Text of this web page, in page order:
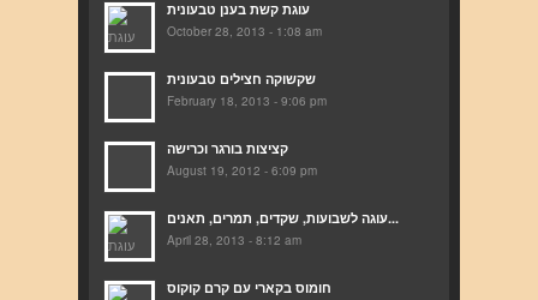
עוגת קשת בענן טבעונית
October 28, 2013 - 1:08 am
שקשוקה חצילים טבעונית
February 18, 2013 - 9:06 pm
קציצות בורגר וכרישה
August 19, 2012 - 6:09 pm
עוגה לשבועות, שקדים, תמרים, תאנים...
April 28, 2013 - 8:12 am
חומוס בקארי עם קרם קוקוס